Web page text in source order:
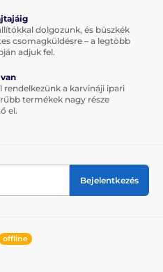
dolgozunk, és büszkék
csomagküldésre – a legtöbb
adjuk fel.
rendelkezünk a karvináji ipari
termékek nagy része
el.
Bejelentkezés
offline